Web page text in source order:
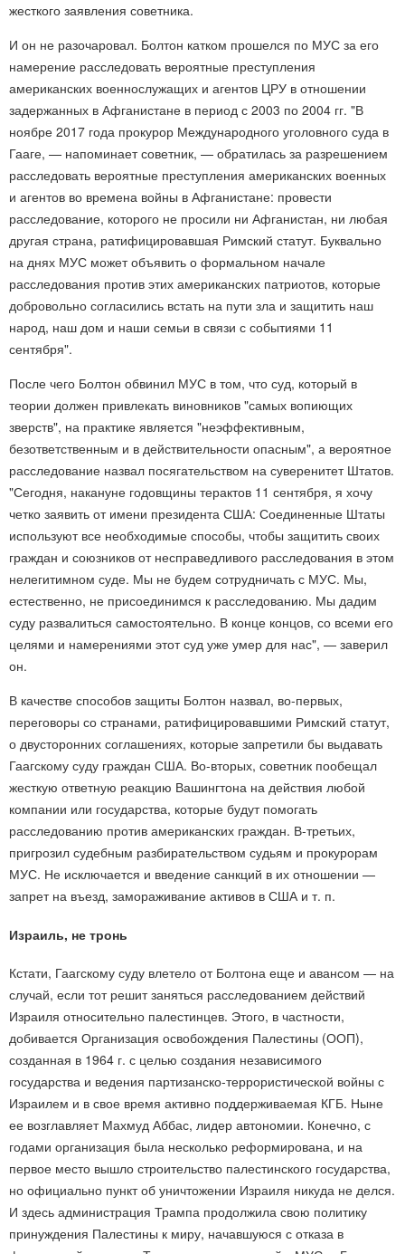
жесткого заявления советника.
И он не разочаровал. Болтон катком прошелся по МУС за его
намерение расследовать вероятные преступления
американских военнослужащих и агентов ЦРУ в отношении
задержанных в Афганистане в период с 2003 по 2004 гг. "В
ноябре 2017 года прокурор Международного уголовного суда в
Гааге, — напоминает советник, — обратилась за разрешением
расследовать вероятные преступления американских военных
и агентов во времена войны в Афганистане: провести
расследование, которого не просили ни Афганистан, ни любая
другая страна, ратифицировавшая Римский статут. Буквально
на днях МУС может объявить о формальном начале
расследования против этих американских патриотов, которые
добровольно согласились встать на пути зла и защитить наш
народ, наш дом и наши семьи в связи с событиями 11
сентября".
После чего Болтон обвинил МУС в том, что суд, который в
теории должен привлекать виновников "самых вопиющих
зверств", на практике является "неэффективным,
безответственным и в действительности опасным", а вероятное
расследование назвал посягательством на суверенитет Штатов.
"Сегодня, накануне годовщины терактов 11 сентября, я хочу
четко заявить от имени президента США: Соединенные Штаты
используют все необходимые способы, чтобы защитить своих
граждан и союзников от несправедливого расследования в этом
нелегитимном суде. Мы не будем сотрудничать с МУС. Мы,
естественно, не присоединимся к расследованию. Мы дадим
суду развалиться самостоятельно. В конце концов, со всеми его
целями и намерениями этот суд уже умер для нас", — заверил
он.
В качестве способов защиты Болтон назвал, во-первых,
переговоры со странами, ратифицировавшими Римский статут,
о двусторонних соглашениях, которые запретили бы выдавать
Гаагскому суду граждан США. Во-вторых, советник пообещал
жесткую ответную реакцию Вашингтона на действия любой
компании или государства, которые будут помогать
расследованию против американских граждан. В-третьих,
пригрозил судебным разбирательством судьям и прокурорам
МУС. Не исключается и введение санкций в их отношении —
запрет на въезд, замораживание активов в США и т. п.
Израиль, не тронь
Кстати, Гаагскому суду влетело от Болтона еще и авансом — на
случай, если тот решит заняться расследованием действий
Израиля относительно палестинцев. Этого, в частности,
добивается Организация освобождения Палестины (ООП),
созданная в 1964 г. с целью создания независимого
государства и ведения партизанско-террористической войны с
Израилем и в свое время активно поддерживаемая КГБ. Ныне
ее возглавляет Махмуд Аббас, лидер автономии. Конечно, с
годами организация была несколько реформирована, и на
первое место вышло строительство палестинского государства,
но официально пункт об уничтожении Израиля никуда не делся.
И здесь администрация Трампа продолжила свою политику
принуждения Палестины к миру, начавшуюся с отказа в